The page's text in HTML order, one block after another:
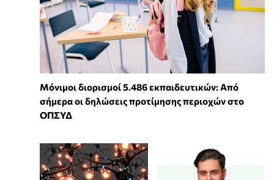
Μόνιμοι διορισμοί 5.486 εκπαιδευτικών: Από
σήμερα οι δηλώσεις προτίμησης περιοχών στο
ΟΠΣΥΔ